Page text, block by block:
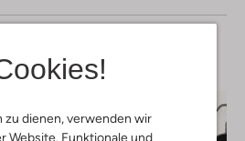
zu dienen, verwenden wir
Website. Funktionale und
deinenLook